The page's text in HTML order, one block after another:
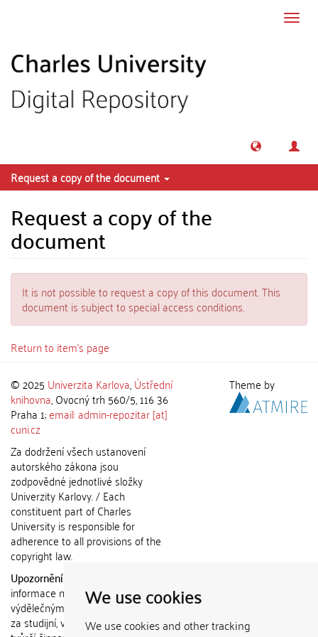
We use cookies
We use cookies and other tracking
Request a copy of the document
Request a copy of the
document
It is not possible to request a copy of this document. This
document is subject to special access conditions.
Return to item's page
© 2025 Univerzita Karlova,Ústřední
knihovna, Ovocný trh 560/5, 116 36
Praha 1;email: admin-repozitar [at]
cuni.cz
Za dodržení všech ustanovení
autorského zákona jsou
zodpovědné jednotlivé složky
Univerzity Karlovy. / Each
constituent part of Charles
University is responsible for
adherence to all provisions of the
copyright law.
Upozornění / Notice:
informace nemohou být použity k
výdělečným účelům nebo vydávány
za studijní, vědeckou nebo jinou
Theme by